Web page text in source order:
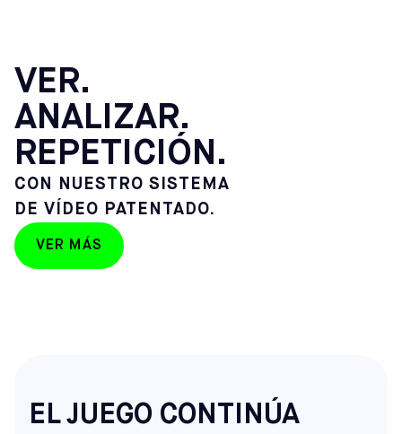
VER.
ANALIZAR.
REPETICIÓN.
CON NUESTRO SISTEMA
DE VÍDEO PATENTADO.
VER MÁS
EL JUEGO CONTINÚA